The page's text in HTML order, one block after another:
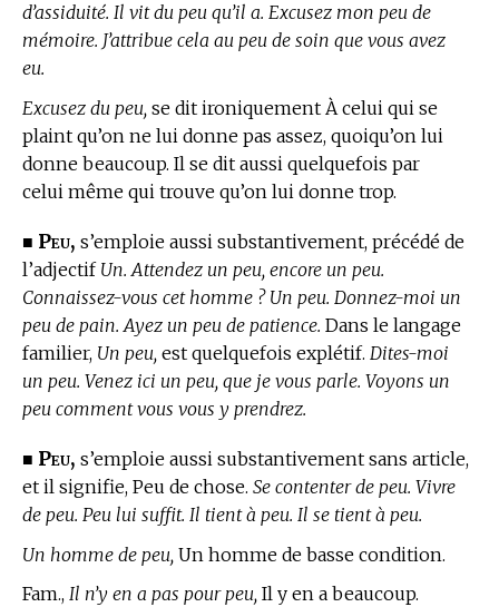
d’assiduité. Il vit du peu qu’il a. Excusez mon peu de
mémoire. J’attribue cela au peu de soin que vous avez
eu.
Excusez du peu, se dit ironiquement À celui qui se
plaint qu’on ne lui donne pas assez, quoiqu’on lui
donne beaucoup. Il se dit aussi quelquefois par
celui même qui trouve qu’on lui donne trop.
■ Peu, s’emploie aussi substantivement, précédé de
l’adjectif Un. Attendez un peu, encore un peu.
Connaissez-vous cet homme ? Un peu. Donnez-moi un
peu de pain. Ayez un peu de patience. Dans le langage
familier, Un peu, est quelquefois explétif. Dites-moi
un peu. Venez ici un peu, que je vous parle. Voyons un
peu comment vous vous y prendrez.
■ Peu, s’emploie aussi substantivement sans article,
et il signifie, Peu de chose. Se contenter de peu. Vivre
de peu. Peu lui suffit. Il tient à peu. Il se tient à peu.
Un homme de peu, Un homme de basse condition.
Fam., Il n’y en a pas pour peu, Il y en a beaucoup.